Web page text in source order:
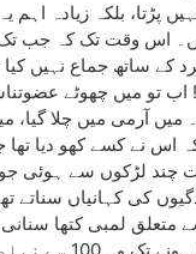
پڑتا، بلکہ زیادہ اہم
اس وقت تک کہ جب
اب تو میں چھوٹے
آرمی میں چلا گیا،
اس نے کسے کھو دیا تھا
چند لڑکوں سے ہوئی
کی کہانیاں سناتے
متعلق لمبی کتھا